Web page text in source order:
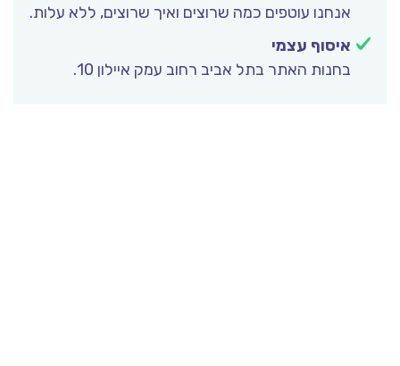
אנחנו עוטפים כמה שרוצים ואיך שרוצים, ללא עלות.
איסוף עצמי
בחנות האתר בתל אביב רחוב עמק איילון 10.